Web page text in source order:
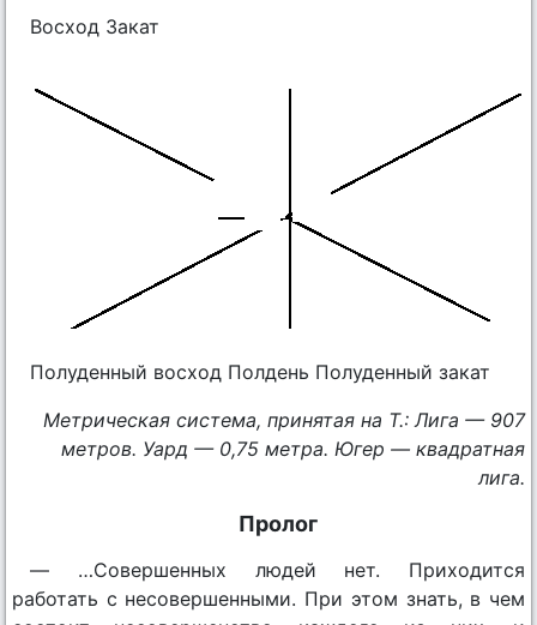
Восход Закат
Полуденный восход Полдень Полуденный закат
Метрическая система, принятая на Т.: Лига — 907
метров. Уард — 0,75 метра. Югер — квадратная
лига.
Пролог
— …Совершенных людей нет. Приходится
работать с несовершенными. При этом знать, в чем